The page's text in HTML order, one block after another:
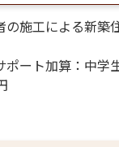
の施工による新築
ポート加算：中学